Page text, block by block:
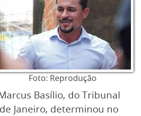
Foto: Reprodução
Basílio, do Tribunal
Janeiro, determinou no